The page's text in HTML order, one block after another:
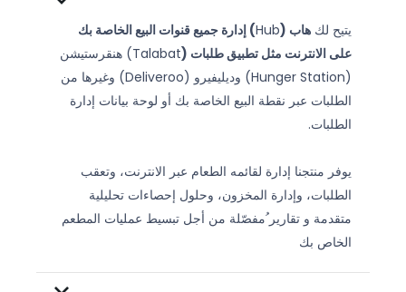
يتيح لك هاب (Hub) إدارة جميع قنوات البيع الخاصة بك
على الانترنت مثل تطبيق طلبات (
Talabat) هنقرستيشن
(Hunger Station) وديليفيرو (Deliveroo) وغيرها من
الطلبات عبر نقطة البيع الخاصة بك أو لوحة بيانات إدارة
الطلبات.
يوفر منتجنا إدارة لقائمه الطعام عبر الانترنت، وتعقب
الطلبات، وإدارة المخزون، وحلول إحصاءات تحليلية
متقدمة و تقارير ُمفصّلة من أجل تبسيط عمليات المطعم
الخاص بك